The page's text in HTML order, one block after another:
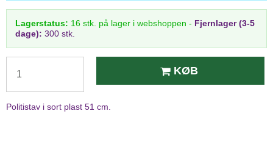
Lagerstatus: 16 stk. på lager i webshoppen - Fjernlager (3-5
dage): 300 stk.
KØB
Politistav i sort plast 51 cm.